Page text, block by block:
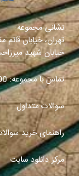
نشانی مجموعه:
تهران، خیابان قائم
خیابان شهید میرزاحسنی، پلاک
تماس با مجموعه:
سوالات متداول
راهنمای خرید
مرکز دانلود سایت